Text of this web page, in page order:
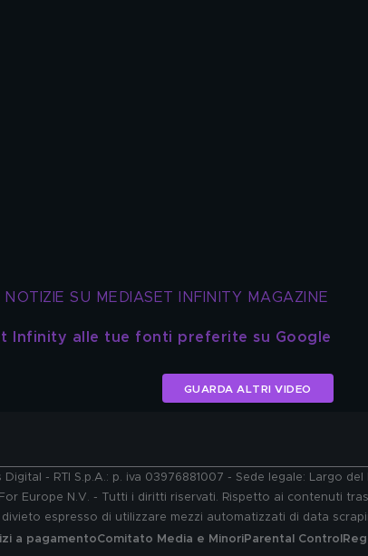
NOTIZIE SU MEDIASET INFINITY MAGAZINE
Infinity alle tue fonti preferite su Google
GUARDA ALTRI VIDEO
- RTI S.p.A.: p. iva 03976881007 - Sede legale: Largo
Europe N.V. - Tutti i diritti riservati. Rispetto ai contenuti
espresso di utilizzare mezzi automatizzati di data
a pagamentoComitato Media e MinoriParental Control